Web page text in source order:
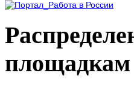
площадкам